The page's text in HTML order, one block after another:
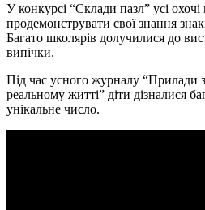
У конкурсі “Склади пазл” усі
продемонструвати свої знання
Багато школярів долучилися до
випічки.
Під час усного журналу “Прилади
реальному житті” діти дізналися
унікальне число.